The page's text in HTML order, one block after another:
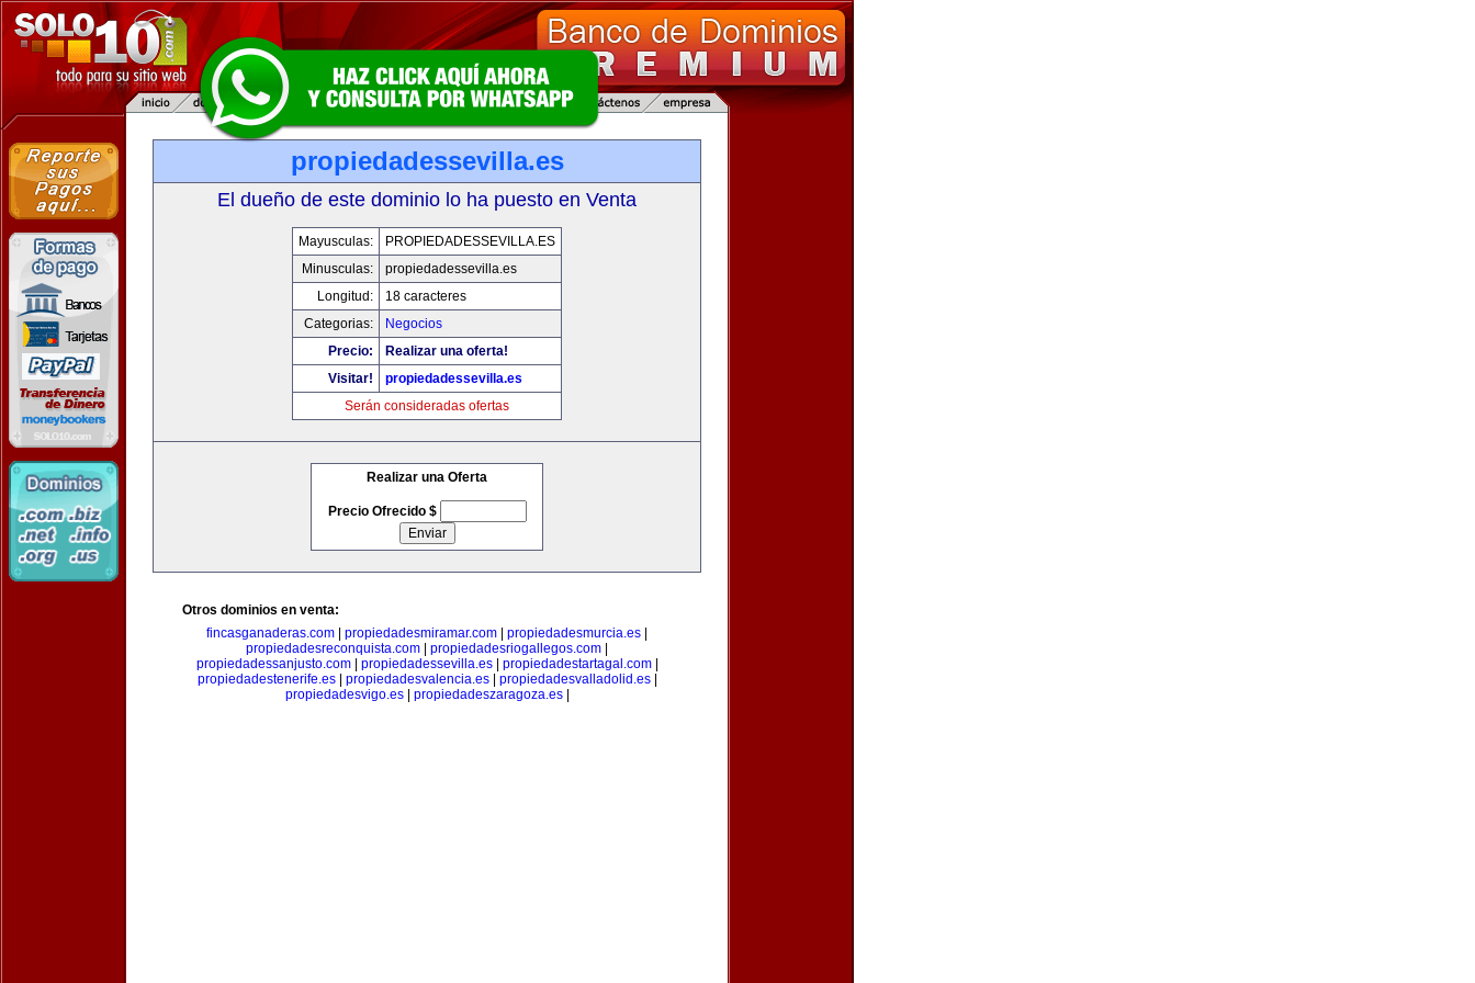
propiedadessevilla.es
El dueño de este dominio lo ha puesto en Venta
Mayusculas:
PROPIEDADESSEVILLA.ES
Minusculas:
propiedadessevilla.es
Longitud:
18 caracteres
Categorias:
Negocios
Precio:
Realizar una oferta!
Visitar!
propiedadessevilla.es
Serán consideradas ofertas
Realizar una Oferta
Precio Ofrecido $
Otros dominios en venta:
fincasganaderas.com
propiedadesmiramar.com propiedadesmurcia.es
propiedadesreconquista.com
propiedadesriogallegos.com
propiedadessanjusto.com| propiedadessevilla.es| propiedadestartagal.com|
propiedadestenerife.es| propiedadesvalencia.es| propiedadesvalladolid.es|
propiedadesvigo.es| propiedadeszaragoza.es|